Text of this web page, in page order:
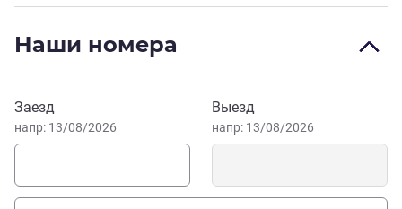
Jovanna Chung Управление отелем
Наши номера
Забронировать этот отель
Заезд
напр: 13/08/2026
Выезд
напр: 13/08/2026